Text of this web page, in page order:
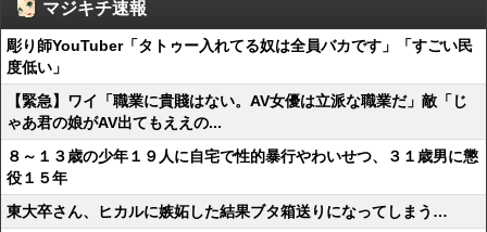
マジキチ速報
彫り師YouTuber「タトゥー入れてる奴は全員バカです」「すごい民
度低い」
【緊急】ワイ「職業に貴賤はない。AV女優は立派な職業だ」敵「じ
ゃあ君の娘がAV出てもええの...
８～１３歳の少年１９人に自宅で性的暴行やわいせつ、３１歳男に懲
役１５年
東大卒さん、ヒカルに嫉妬した結果ブタ箱送りになってしまう…